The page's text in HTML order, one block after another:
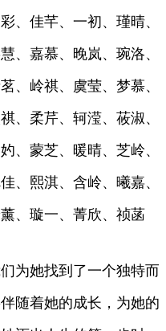
、佳芊、一初、瑾晴、
、嘉慕、晚岚、琬洛、
、岭祺、虞莹、梦慕、
、柔芹、轲滢、莜淑、
、蒙芝、暖晴、芝岭、
、熙淇、含岭、曦嘉、
、璇一、菁欣、祯菡
为她找到了一个独特而
随着她的成长，为她的